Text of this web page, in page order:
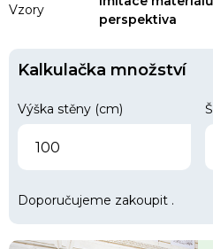
Vzory
perspektiva
Kalkulačka množství
Výška stěny (cm)
Doporučujeme zakoupit .